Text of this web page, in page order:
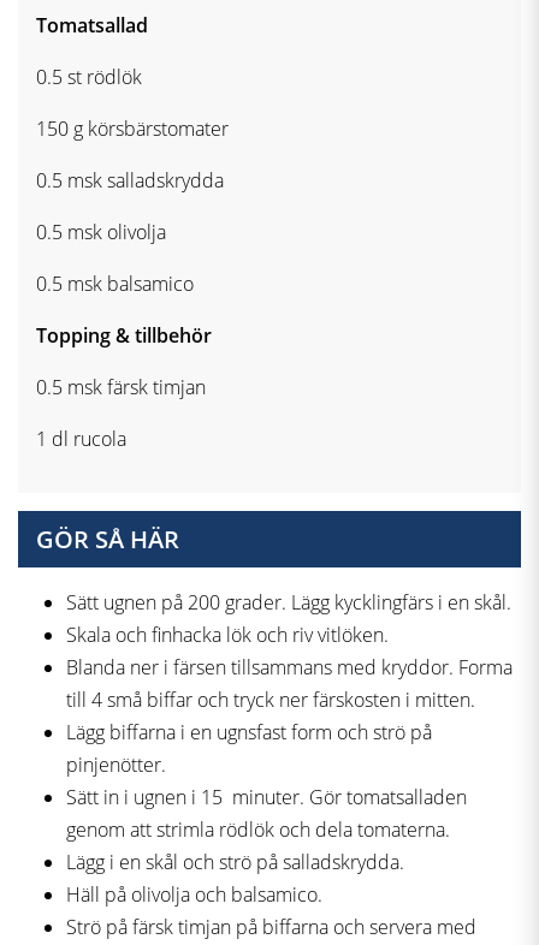
Tomatsallad
0.5 st rödlök
150 g körsbärstomater
0.5 msk salladskrydda
0.5 msk olivolja
0.5 msk balsamico
Topping & tillbehör
0.5 msk färsk timjan
1 dl rucola
GÖR SÅ HÄR
Sätt ugnen på 200 grader. Lägg kycklingfärs i en skål.
Skala och finhacka lök och riv vitlöken.
Blanda ner i färsen tillsammans med kryddor. Forma
till 4 små biffar och tryck ner färskosten i mitten.
Lägg biffarna i en ugnsfast form och strö på
pinjenötter.
Sätt in i ugnen i 15 minuter. Gör tomatsalladen
genom att strimla rödlök och dela tomaterna.
Lägg i en skål och strö på salladskrydda.
Häll på olivolja och balsamico.
Strö på färsk timjan på biffarna och servera med